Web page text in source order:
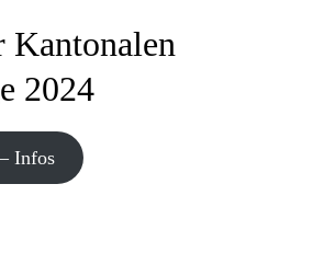
Kantonalen
2024
Infos